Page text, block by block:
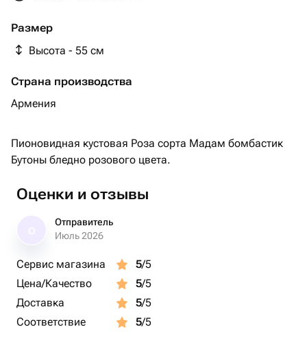
Размер
Высота - 55 см
Страна производства
Армения
Пионовидная кустовая Роза сорта Мадам бомбастик
Бутоны бледно розового цвета.
Оценки и отзывы
Отправитель
Июль 2026
Сервис магазина 5/5
Цена/Качество
5/5
Доставка
5/5
Соответствие
5/5